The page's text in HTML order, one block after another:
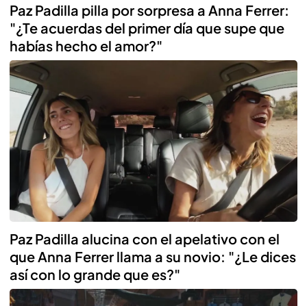
Paz Padilla pilla por sorpresa a Anna Ferrer:
"¿Te acuerdas del primer día que supe que
habías hecho el amor?"
Paz Padilla alucina con el apelativo con el
que Anna Ferrer llama a su novio: "¿Le dices
así con lo grande que es?"